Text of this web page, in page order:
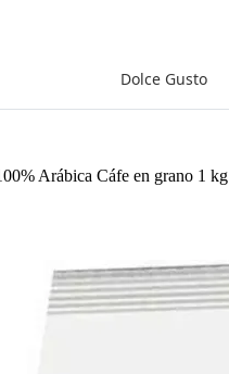
Dolce Gusto
Arábica Cáfe en grano 1 kg